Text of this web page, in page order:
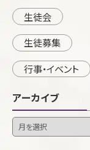
生徒会
生徒募集
行事・イベント
アーカイブ